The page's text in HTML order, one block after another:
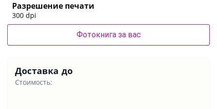
Разрешение печати
300 dpi
Фотокнига за вас
Доставка до
Стоимость: